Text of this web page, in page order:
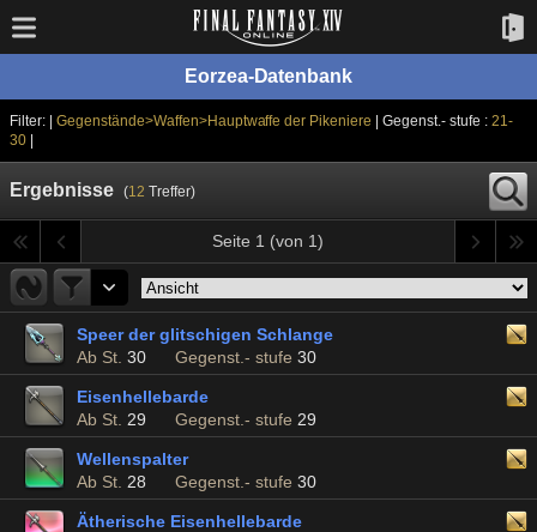
Eorzea-Datenbank
Filter: | Gegenstände>Waffen>Hauptwaffe der Pikeniere | Gegenst.- stufe : 21-
30|
Ergebnisse (12 Treffer)
Seite 1 (von 1)
Speer der glitschigen Schlange
Ab St. 30 Gegenst.- stufe 30
Eisenhellebarde
Ab St. 29 Gegenst.- stufe 29
Wellenspalter
Ab St. 28 Gegenst.- stufe 30
Ätherische Eisenhellebarde